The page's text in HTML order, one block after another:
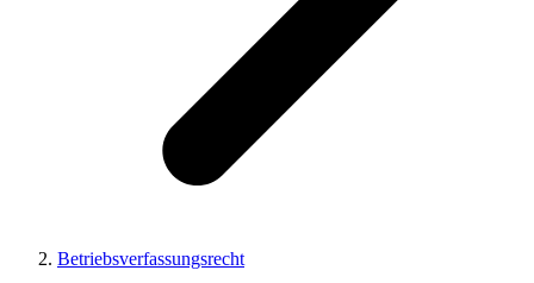
Betriebsverfassungsrecht